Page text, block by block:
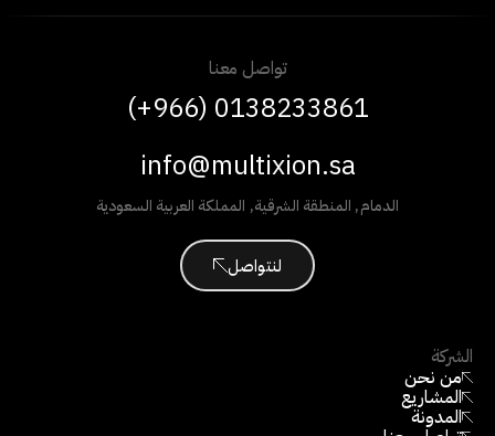
الشركة
من نحن
المشاريع
المدونة
تواصل معنا
(+966) 0138233861
info@multixion.sa
الدمام, المنطقة الشرقية, المملكة العربية السعودية
لنتواصل